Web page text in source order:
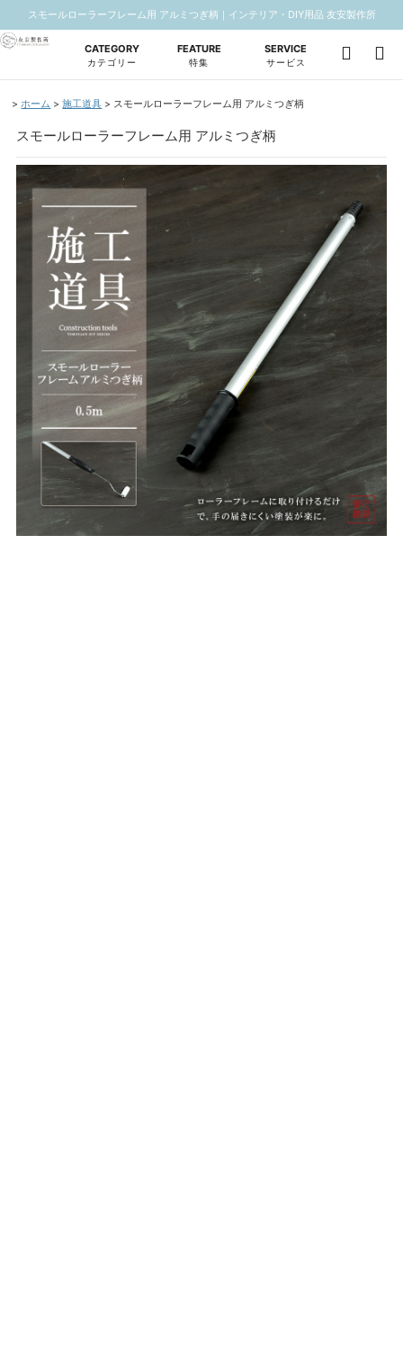
スモールローラーフレーム用 アルミつぎ柄｜インテリア・DIY用品 友安製作所
CATEGORY
カテゴリー
FEATURE
特集
SERVICE
サービス
ホーム 施工道具 スモールローラーフレーム用 アルミつぎ柄
スモールローラーフレーム用 アルミつぎ柄